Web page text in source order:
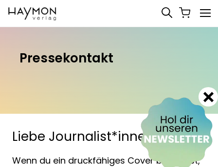
Pressekontakt
Liebe Journalist*innen!
Wenn du ein druckfähiges Cover benötigst,